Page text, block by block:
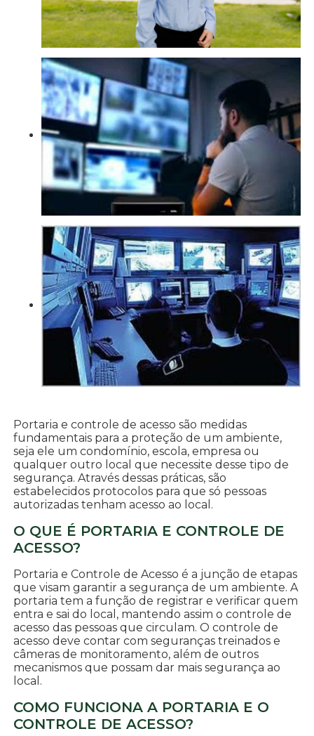
Portaria e controle de acesso são medidas
fundamentais para a proteção de um ambiente,
seja ele um condomínio, escola, empresa ou
qualquer outro local que necessite desse tipo de
segurança. Através dessas práticas, são
estabelecidos protocolos para que só pessoas
autorizadas tenham acesso ao local.
O QUE É PORTARIA E CONTROLE DE
ACESSO?
Portaria e Controle de Acesso é a junção de etapas
que visam garantir a segurança de um ambiente. A
portaria tem a função de registrar e verificar quem
entra e sai do local, mantendo assim o controle de
acesso das pessoas que circulam. O controle de
acesso deve contar com seguranças treinados e
câmeras de monitoramento, além de outros
mecanismos que possam dar mais segurança ao
local.
COMO FUNCIONA A PORTARIA E O
CONTROLE DE ACESSO?